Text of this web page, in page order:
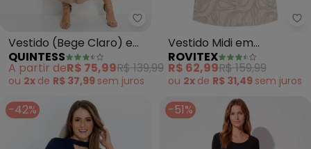
Quintess - Vestido (Bege
Vestido (Bege Claro) em
Malha de Viscose
QUINTESS
A partir deR$ 75,99R$ 139,99
ou 2x de R$ 37,99 sem juros
Vestido Midi em
Viscotorcion (Bege)
ROVITEX
R$ 62,99R$ 159,99
ou 2x de R$ 31,49 sem juros
-42% -51%